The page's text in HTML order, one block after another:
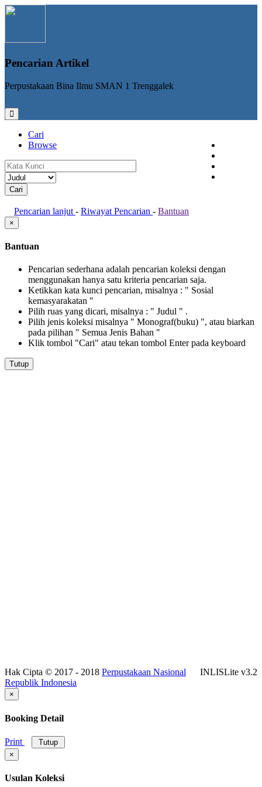
Pencarian Artikel
Perpustakaan Bina Ilmu SMAN 1 Trenggalek
Cari
Browse
Pencarian lanjut - Riwayat Pencarian - Bantuan
×
Bantuan
Pencarian sederhana adalah pencarian koleksi dengan
menggunakan hanya satu kriteria pencarian saja.
Ketikkan kata kunci pencarian, misalnya : " Sosial
kemasyarakatan "
Pilih ruas yang dicari, misalnya : " Judul " .
Pilih jenis koleksi misalnya " Monograf(buku) ", atau biarkan
pada pilihan " Semua Jenis Bahan "
Klik tombol "Cari" atau tekan tombol Enter pada keyboard
Tutup
INLISLite v3.2
Hak Cipta © 2017 - 2018 Perpustakaan Nasional
Republik Indonesia
×
Booking Detail
Print
Tutup
×
Usulan Koleksi